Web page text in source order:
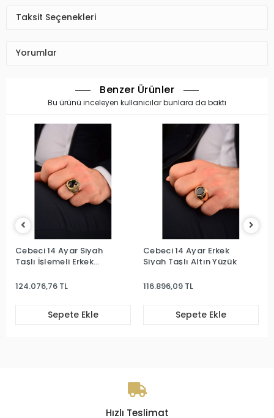
Taksit Seçenekleri
Yorumlar
Benzer Ürünler
Bu ürünü inceleyen kullanıcılar bunlara da baktı
Cebeci 14 Ayar Siyah
Taşlı İşlemeli Erkek
124.076,76 TL
Sepete Ekle
Cebeci 14 Ayar Erkek
Siyah Taşlı Altın Yüzük
116.896,09 TL
Sepete Ekle
Hızlı Teslimat